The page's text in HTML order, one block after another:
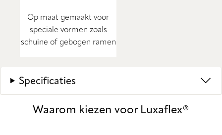
Op maat gemaakt voor
speciale vormen zoals
schuine of gebogen ramen
Specificaties
Waarom kiezen voor Luxaflex®